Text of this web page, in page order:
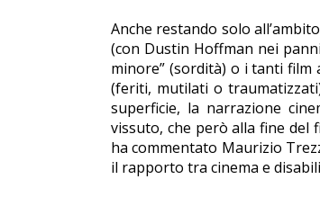
Anche restando solo
(con Dustin Hoffman nei
minore” (sordità) o i tanti film
(feriti, mutilati o
superficie, la narrazione
vissuto, che però alla fine del
ha commentato Maurizio
il rapporto tra cinema e